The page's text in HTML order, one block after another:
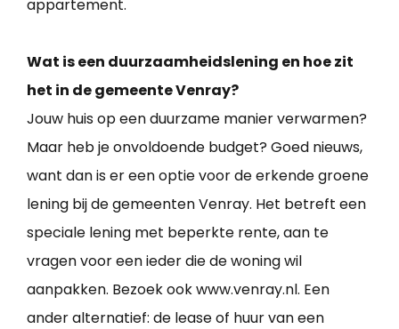
appartement.
Wat is een duurzaamheidslening en hoe zit
het in de gemeente Venray?
Jouw huis op een duurzame manier verwarmen?
Maar heb je onvoldoende budget? Goed nieuws,
want dan is er een optie voor de erkende groene
lening bij de gemeenten Venray. Het betreft een
speciale lening met beperkte rente, aan te
vragen voor een ieder die de woning wil
aanpakken. Bezoek ook www.venray.nl. Een
ander alternatief: de lease of huur van een